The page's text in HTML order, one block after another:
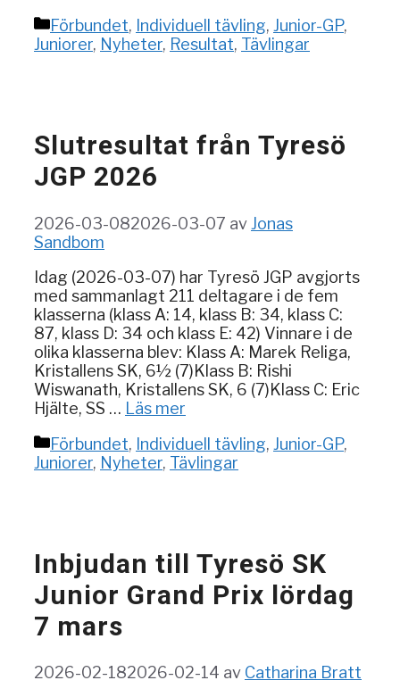
Kategorier
Förbundet, Individuell tävling, Junior-GP,
Juniorer, Nyheter, Resultat, Tävlingar
Slutresultat från Tyresö
JGP 2026
2026-03-082026-03-07 avJonas
Sandbom
Idag (2026-03-07) har Tyresö JGP avgjorts
med sammanlagt 211 deltagare i de fem
klasserna (klass A: 14, klass B: 34, klass C:
87, klass D: 34 och klass E: 42) Vinnare i de
olika klasserna blev: Klass A: Marek Religa,
Kristallens SK, 6½ (7)Klass B: Rishi
Wiswanath, Kristallens SK, 6 (7)Klass C: Eric
Hjälte, SS … Läs mer
Kategorier
Förbundet, Individuell tävling, Junior-GP,
Juniorer, Nyheter, Tävlingar
Inbjudan till Tyresö SK
Junior Grand Prix lördag
7 mars
2026-02-182026-02-14 av Catharina Bratt